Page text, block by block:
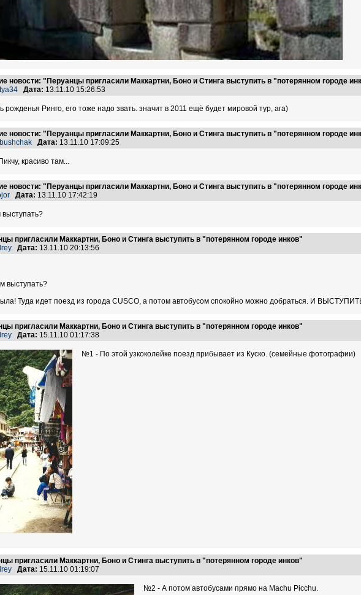
новости: "Перуанцы пригласили Маккартни, Боно и Стинга выступить в "потерянном городе
Дата: 13.11.10 15:26:53
рожденья Ринго, его тоже надо звать. значит в 2011 ещё будет мировой тур, ага)
новости: "Перуанцы пригласили Маккартни, Боно и Стинга выступить в "потерянном городе
Дата: 13.11.10 17:09:25
красиво там...
новости: "Перуанцы пригласили Маккартни, Боно и Стинга выступить в "потерянном городе
Дата: 13.11.10 17:42:19
выступать?
пригласили Маккартни, Боно и Стинга выступить в "потерянном городе инков"
Дата: 13.11.10 20:13:56
выступать?
Туда идет поезд из города CUSCO, а потом автобусом спокойно можно добраться. И
пригласили Маккартни, Боно и Стинга выступить в "потерянном городе инков"
Дата: 15.11.10 01:17:38
№1 - По этой узкоколейке поезд прибывает из Куско. (семейные фотографии)
пригласили Маккартни, Боно и Стинга выступить в "потерянном городе инков"
Дата: 15.11.10 01:19:07
№2 - А потом автобусами прямо на Machu Picchu.